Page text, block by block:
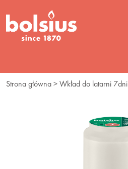
Strona główna> Wkład do latarni 7dni